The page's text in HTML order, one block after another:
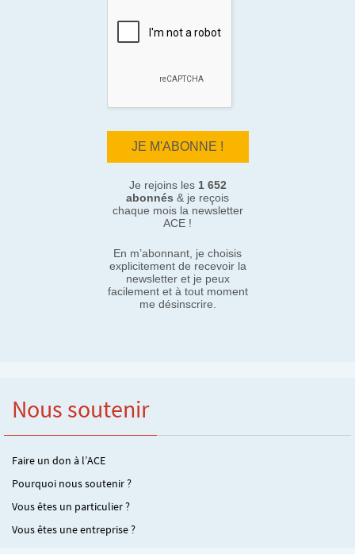
Je rejoins les 1 652
abonnés & je reçois
chaque mois la newsletter
ACE !
En m’abonnant, je choisis
explicitement de recevoir la
newsletter et je peux
facilement et à tout moment
me désinscrire.
Nous soutenir
Faire un don à l’ACE
Pourquoi nous soutenir ?
Vous êtes un particulier ?
Vous êtes une entreprise ?